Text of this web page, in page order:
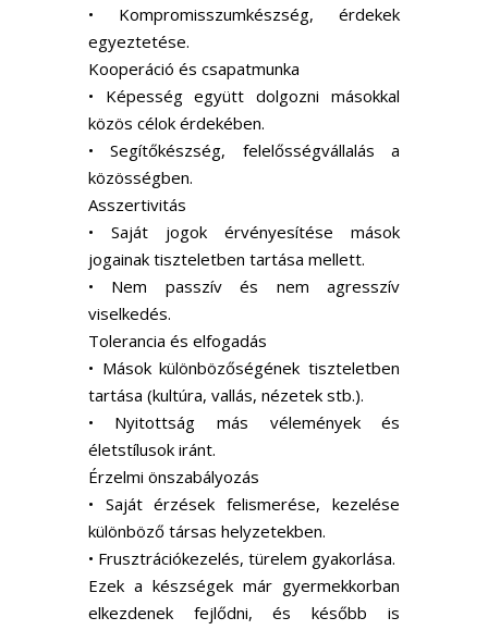
• Kompromisszumkészség, érdekek
egyeztetése.
Kooperáció és csapatmunka
• Képesség együtt dolgozni másokkal
közös célok érdekében.
• Segítőkészség, felelősségvállalás a
közösségben.
Asszertivitás
• Saját jogok érvényesítése mások
jogainak tiszteletben tartása mellett.
• Nem passzív és nem agresszív
viselkedés.
Tolerancia és elfogadás
• Mások különbözőségének tiszteletben
tartása (kultúra, vallás, nézetek stb.).
• Nyitottság más vélemények és
életstílusok iránt.
Érzelmi önszabályozás
• Saját érzések felismerése, kezelése
különböző társas helyzetekben.
• Frusztrációkezelés, türelem gyakorlása.
Ezek a készségek már gyermekkorban
elkezdenek fejlődni, és később is